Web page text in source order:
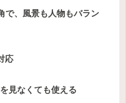
で、風景も人物もバラン
応
見なくても使える